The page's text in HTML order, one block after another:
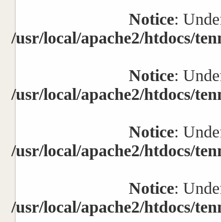
Notice:
/usr/local/apache2/htdocs/
Notice:
/usr/local/apache2/htdocs/
Notice:
/usr/local/apache2/htdocs/
Notice:
/usr/local/apache2/htdocs/